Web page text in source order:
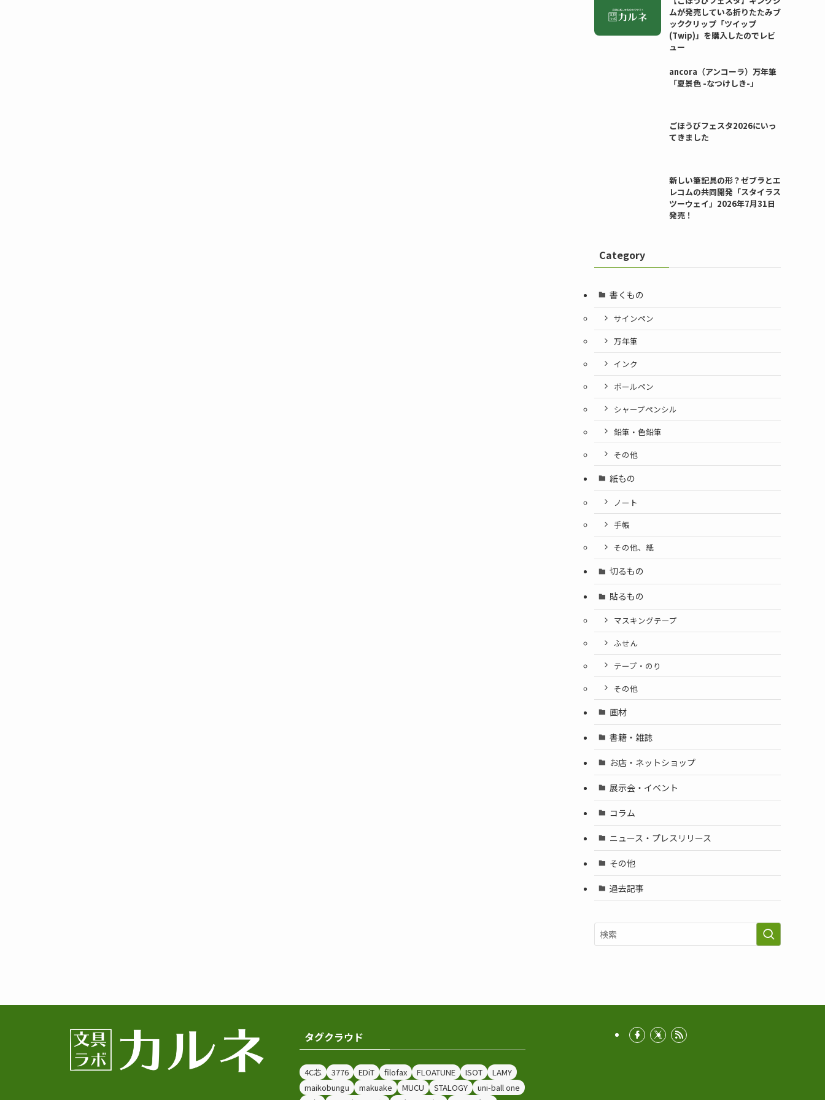
ムが発売している折りたたみブ
ッククリップ「ツイップ
(Twip)」を購入したのでレビ
ュー
ancora（アンコーラ）万年筆
「夏景色 -なつけしき-」
ごほうびフェスタ2026にいっ
てきました
新しい筆記具の形？ゼブラとエ
レコムの共同開発「スタイラス
ツーウェイ」2026年7月31日
発売！
Category
書くもの
サインペン
万年筆
インク
ボールペン
シャープペンシル
鉛筆・色鉛筆
その他
紙もの
ノート
手帳
その他、紙
切るもの
貼るもの
マスキングテープ
ふせん
テープ・のり
その他
画材
書籍・雑誌
お店・ネットショップ
展示会・イベント
コラム
ニュース・プレスリリース
その他
過去記事
タグクラウド
4C芯 3776 EDiT filofax FLOATUNE ISOT
LAMY
maikobungu
makuake MUCU STALOGY
uni-ball one